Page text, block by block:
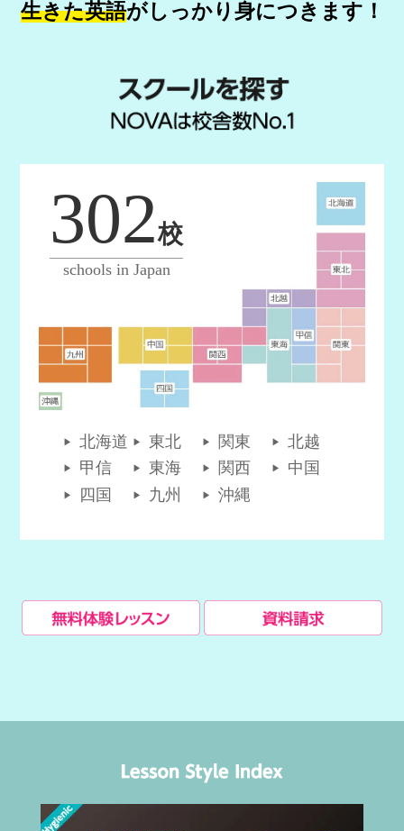
生きた英語がしっかり身につきます！
北海道 東北 関東
北越
甲信
東海 関西
中国
四国
九州 沖縄
302校
schools in Japan